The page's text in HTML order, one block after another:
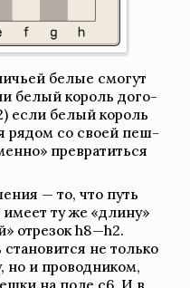
белые смогут
белый король дого­
если белый король
рядом со своей пеш­
пре­вра­титься
— то, что путь
ту же «длину»
отре­зок h8—h2.
не только
и про­вод­ни­ком,
на поле c6. И в